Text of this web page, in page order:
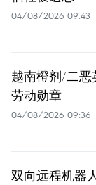
04/08/2026 09:43
越南橙剂/二
劳动勋章
04/08/2026 09:36
双向远程机器